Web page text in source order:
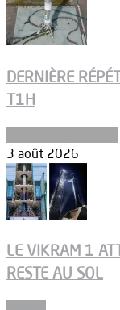
DERNIÈRE
T1H
3 août 2026
LE VIKRAM 1
RESTE AU SOL